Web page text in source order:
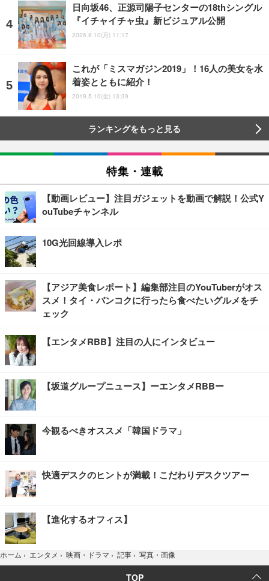
日向坂46、正源司陽子センターの18thシングル
『イチャイチャ虫』新ビジュアル公開
2026.8.10(月) 11:17
これが「ミスマガジン2019」！16人の美女を水
着姿とともに紹介！
2019.5.10(金) 13:39
ランキングをもっと見る
特集・連載
【動画レビュー】注目ガジェットを動画で解説！公式Y
ouTubeチャンネル
10G光回線導入レポ
【アジア美食レポート】編集部注目のYouTuberがオス
スメ！タイ・バンコクに行ったら食べたいグルメをチ
ェック
【エンタメRBB】注目の人にインタビュー
【坂道グループニュース】ーエンタメRBBー
今観るべきオススメ「韓国ドラマ」
快適デスクのヒントが満載！こだわりデスクツアー
【進化するオフィス】
ホーム › エンタメ › 映画・ドラマ › 記事 › 写真・画像
TOP